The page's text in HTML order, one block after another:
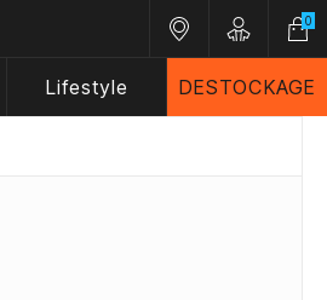
Nos magasins
Customer
0
Lifestyle DESTOCKAGE